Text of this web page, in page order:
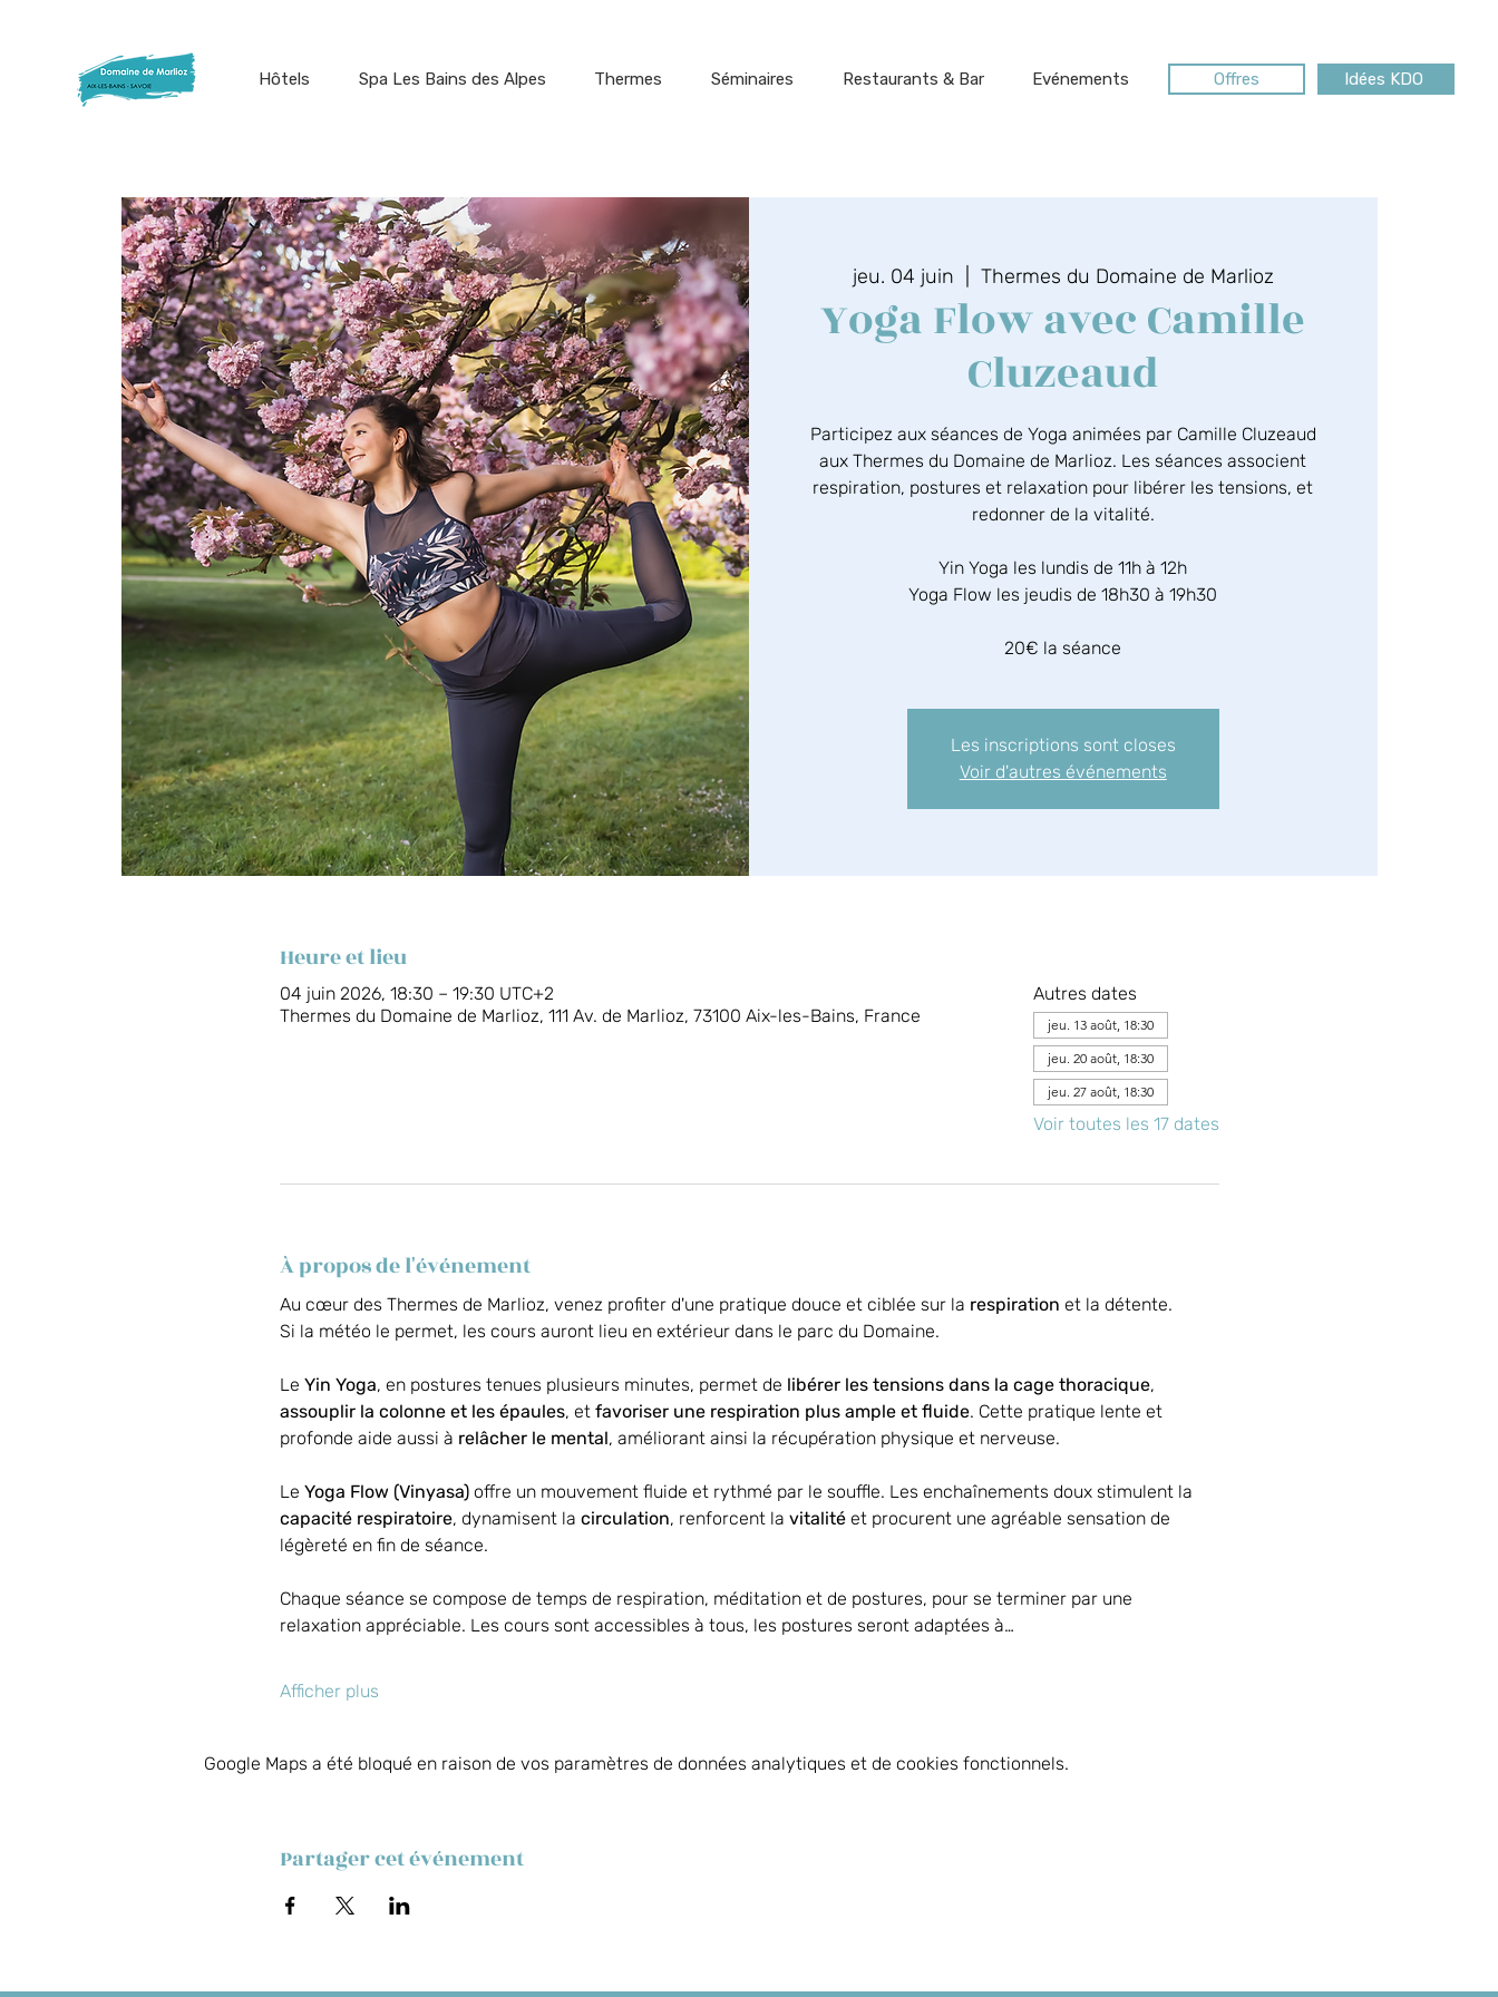
Hôtels Spa Les Bains des Alpes Thermes Séminaires Restaurants & Bar Evénements Offres Idées KDO
jeu. 04 juin Thermes du Domaine de Marlioz
Yoga Flow avec Camille
Cluzeaud
Participez aux séances de Yoga animées par Camille Cluzeaud
aux Thermes du Domaine de Marlioz. Les séances associent
respiration, postures et relaxation pour libérer les tensions, et
redonner de la vitalité.
Yin Yoga les lundis de 11h à 12h
Yoga Flow les jeudis de 18h30 à 19h30
20€ la séance
Les inscriptions sont closes
Voir d'autres événements
Heure et lieu
04 juin 2026, 18:30 – 19:30 UTC+2
Thermes du Domaine de Marlioz, 111 Av. de Marlioz, 73100 Aix-les-Bains, France
Autres dates
jeu. 13 août, 18:30
jeu. 20 août, 18:30
jeu. 27 août, 18:30
Voir toutes les 17 dates
À propos de l'événement
Au cœur des Thermes de Marlioz, venez profiter d'une pratique douce et ciblée sur la respiration et la détente.
Si la météo le permet, les cours auront lieu en extérieur dans le parc du Domaine.
Le Yin Yoga, en postures tenues plusieurs minutes, permet de libérer les tensions dans la cage thoracique,
assouplir la colonne et les épaules, et favoriser une respiration plus ample et fluide. Cette pratique lente et
profonde aide aussi à relâcher le mental, améliorant ainsi la récupération physique et nerveuse.
Le Yoga Flow (Vinyasa) offre un mouvement fluide et rythmé par le souffle. Les enchaînements doux stimulent la
capacité respiratoire, dynamisent la circulation, renforcent la vitalité et procurent une agréable sensation de
légèreté en fin de séance.
Chaque séance se compose de temps de respiration, méditation et de postures, pour se terminer par une
relaxation appréciable. Les cours sont accessibles à tous, les postures seront adaptées à…
Afficher plus
Google Maps a été bloqué en raison de vos paramètres de données analytiques et de cookies fonctionnels.
Partager cet événement